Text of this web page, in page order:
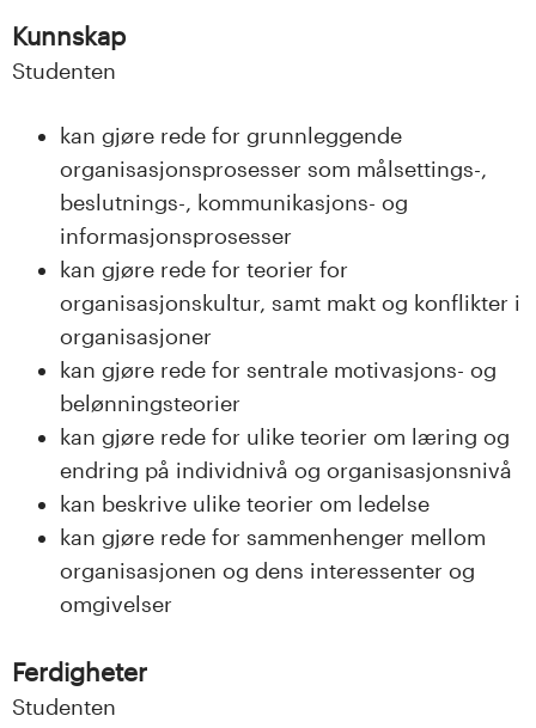
e
Kunnskap
Studenten
kan gjøre rede for grunnleggende
organisasjonsprosesser som målsettings-,
beslutnings-, kommunikasjons- og
informasjonsprosesser
kan gjøre rede for teorier for
organisasjonskultur, samt makt og konflikter i
organisasjoner
kan gjøre rede for sentrale motivasjons- og
belønningsteorier
kan gjøre rede for ulike teorier om læring og
endring på individnivå og organisasjonsnivå
kan beskrive ulike teorier om ledelse
kan gjøre rede for sammenhenger mellom
organisasjonen og dens interessenter og
omgivelser
Ferdigheter
Studenten